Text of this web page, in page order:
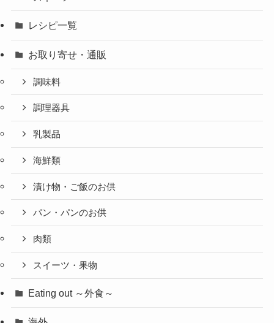
レシピ一覧
お取り寄せ・通販
調味料
調理器具
乳製品
海鮮類
漬け物・ご飯のお供
パン・パンのお供
肉類
スイーツ・果物
Eating out ～外食～